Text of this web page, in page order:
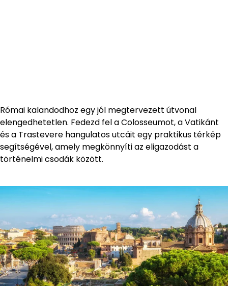
Római kalandodhoz egy jól megtervezett útvonal
elengedhetetlen. Fedezd fel a Colosseumot, a Vatikánt
és a Trastevere hangulatos utcáit egy praktikus térkép
segítségével, amely megkönnyíti az eligazodást a
történelmi csodák között.